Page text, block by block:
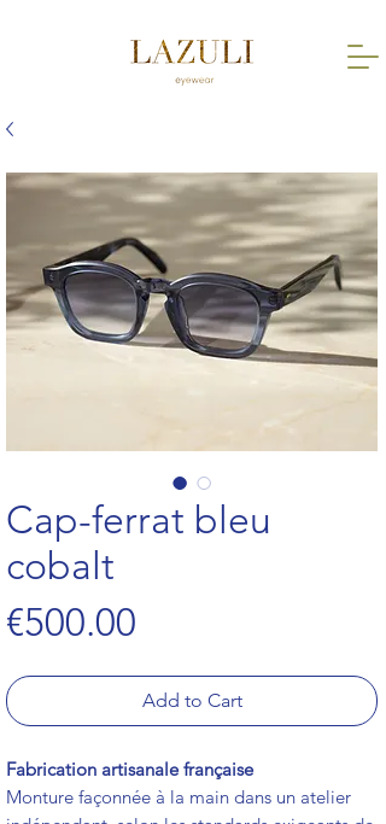
Cap-ferrat bleu
cobalt
€500.00
Add to Cart
Fabrication artisanale française
Monture façonnée à la main dans un atelier